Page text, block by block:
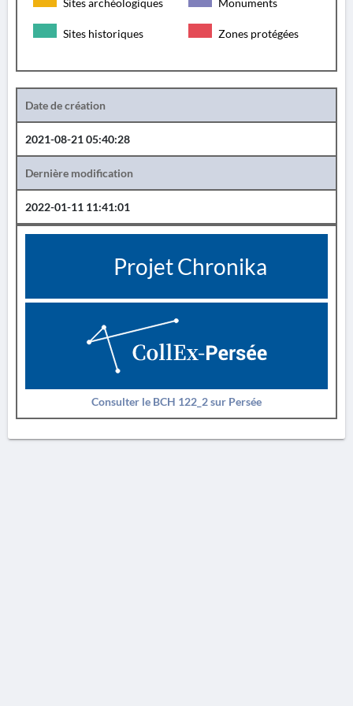
Sites archéologiques Monuments
Sites historiques Zones protégées
Date de création
2021-08-21 05:40:28
Dernière modification
2022-01-11 11:41:01
Projet Chronika
Consulter le BCH 122_2 sur Persée